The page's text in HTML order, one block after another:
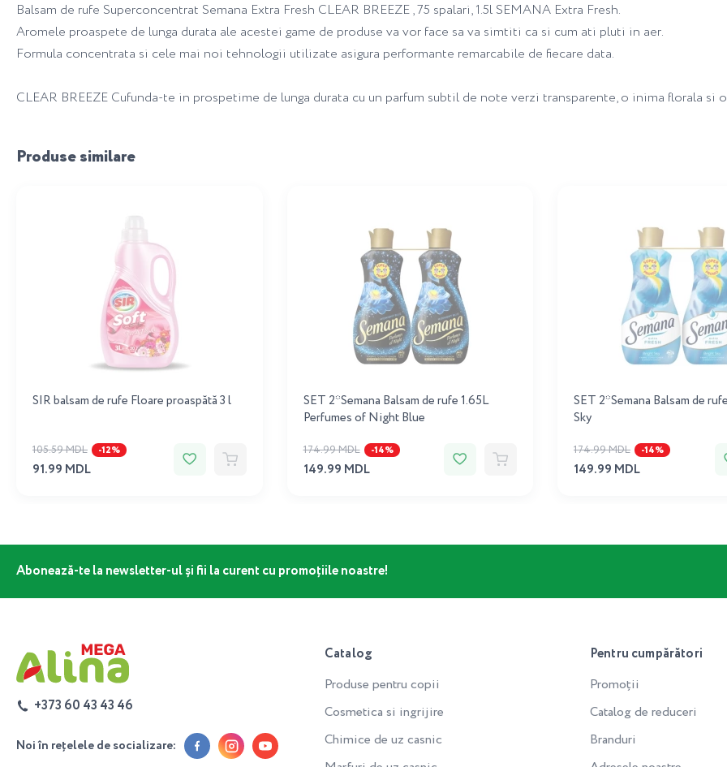
Balsam de rufe Superconcentrat Semana Extra Fresh CLEAR BREEZE , 75 spalari, 1.5l SEMANA Extra Fresh.
Aromele proaspete de lunga durata ale acestei game de produse va vor face sa va simtiti ca si cum ati pluti in aer.
Formula concentrata si cele mai noi tehnologii utilizate asigura performante remarcabile de fiecare data.
CLEAR BREEZE Cufunda-te in prospetime de lunga durata cu un parfum subtil de note verzi transparente, o inima florala si
Produse similare
SIR balsam de rufe Floare proaspătă 3 l
105.59 MDL -12%
91.99 MDL
SET 2*Semana Balsam de rufe 1.65L
Perfumes of Night Blue
174.99 MDL -14%
149.99 MDL
SET 2*Semana Balsam de
Sky
174.99 MDL -14%
149.99 MDL
Abonează-te la newsletter-ul și fii la curent cu promoțiile noastre!
+373 60 43 43 46
Noi în rețelele de socializare:
Catalog
Produse pentru copii
Cosmetica si ingrijire
Chimice de uz casnic
Pentru cumpărători
Promoții
Catalog de reduceri
Branduri